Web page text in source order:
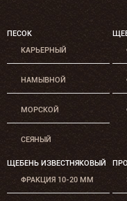
ПЕСОК
КАРЬЕРНЫЙ
НАМЫВНОЙ
МОРСКОЙ
СЕЯНЫЙ
ЩЕБЕНЬ ИЗВЕСТНЯКОВЫЙ
ФРАКЦИЯ 10-20 ММ